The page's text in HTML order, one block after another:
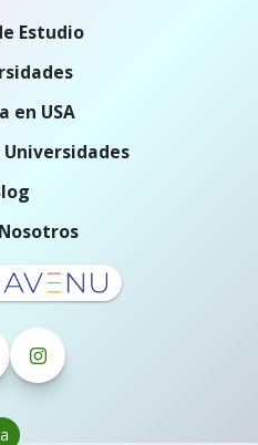
Estudio
en USA